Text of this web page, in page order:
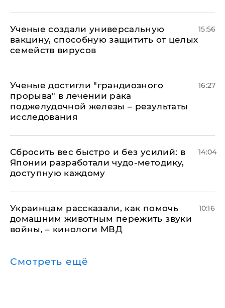
Ученые создали универсальную
вакцину, способную защитить от целых
семейств вирусов
15:56
Ученые достигли "грандиозного
прорыва" в лечении рака
поджелудочной железы – результаты
исследования
16:27
Сбросить вес быстро и без усилий: в
Японии разработали чудо-методику,
доступную каждому
14:04
Украинцам рассказали, как помочь
домашним животным пережить звуки
войны, – кинологи МВД
10:16
Смотреть ещё